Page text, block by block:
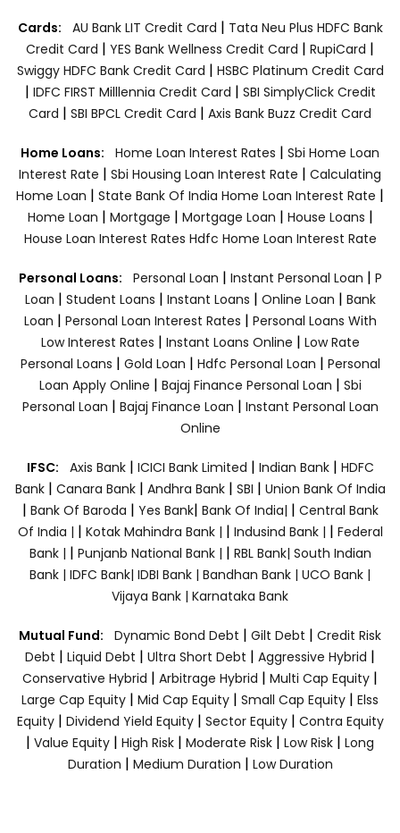
Cards: AU Bank LIT Credit Card | Tata Neu Plus HDFC Bank
Credit Card | YES Bank Wellness Credit Card | RupiCard |
Swiggy HDFC Bank Credit Card | HSBC Platinum Credit Card
| IDFC FIRST Milllennia Credit Card | SBI SimplyClick Credit
Card | SBI BPCL Credit Card | Axis Bank Buzz Credit Card
Home Loans: Home Loan Interest Rates | Sbi Home Loan
Interest Rate | Sbi Housing Loan Interest Rate | Calculating
Home Loan | State Bank Of India Home Loan Interest Rate |
Home Loan | Mortgage | Mortgage Loan | House Loans |
House Loan Interest Rates Hdfc Home Loan Interest Rate
Personal Loans: Personal Loan | Instant Personal Loan | P
Loan | Student Loans | Instant Loans | Online Loan | Bank
Loan | Personal Loan Interest Rates | Personal Loans With
Low Interest Rates | Instant Loans Online | Low Rate
Personal Loans | Gold Loan | Hdfc Personal Loan | Personal
Loan Apply Online | Bajaj Finance Personal Loan | Sbi
Personal Loan | Bajaj Finance Loan | Instant Personal Loan
Online
IFSC: Axis Bank | ICICI Bank Limited | Indian Bank | HDFC
Bank| Canara Bank | Andhra Bank| SBI | Union Bank Of India
| Bank Of Baroda | Yes Bank| Bank Of India| | Central Bank
Of India | | Kotak Mahindra Bank | | Indusind Bank | | Federal
Bank | | Punjanb National Bank | | RBL Bank| South Indian
Bank | IDFC Bank| IDBI Bank | Bandhan Bank | UCO Bank |
Vijaya Bank | Karnataka Bank
Mutual Fund: Dynamic Bond Debt | Gilt Debt | Credit Risk
Debt | Liquid Debt | Ultra Short Debt | Aggressive Hybrid |
Conservative Hybrid | Arbitrage Hybrid | Multi Cap Equity |
Large Cap Equity | Mid Cap Equity | Small Cap Equity | Elss
Equity| Dividend Yield Equity| Sector Equity | Contra Equity
| Value Equity | High Risk | Moderate Risk | Low Risk | Long
Duration | Medium Duration | Low Duration